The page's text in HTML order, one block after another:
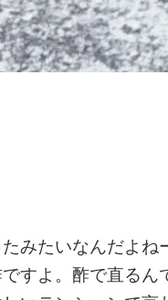
みたいなんだよね
すよ。酢で直るん